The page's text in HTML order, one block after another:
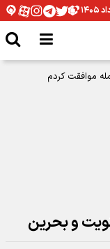
موافقت کردم
کویت و بحرین